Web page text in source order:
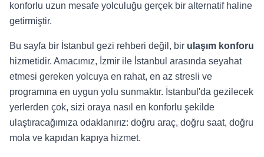
konforlu uzun mesafe yolculuğu gerçek bir alternatif haline
getirmiştir.
Bu sayfa bir İstanbul gezi rehberi değil, bir ulaşım konforu
hizmetidir. Amacımız, İzmir ile İstanbul arasında seyahat
etmesi gereken yolcuya en rahat, en az stresli ve
programına en uygun yolu sunmaktır. İstanbul'da gezilecek
yerlerden çok, sizi oraya nasıl en konforlu şekilde
ulaştıracağımıza odaklanırız: doğru araç, doğru saat, doğru
mola ve kapıdan kapıya hizmet.